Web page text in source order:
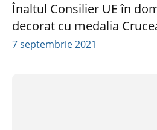
Înaltul Consilier UE în
decorat cu medalia
7 septembrie 2021